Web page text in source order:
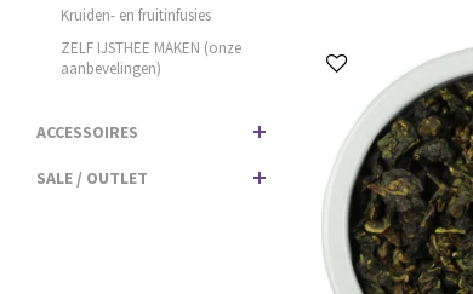
Kruiden- en fruitinfusies
ZELF IJSTHEE MAKEN (onze
aanbevelingen)
ACCESSOIRES
SALE / OUTLET